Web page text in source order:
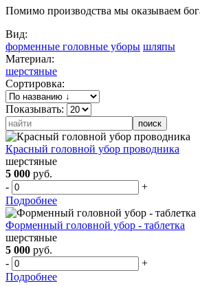
Помимо производства мы оказываем
Вид:
форменные головные уборы шляпы
Материал:
шерстяные
Сортировка:
Показывать:
Красный головной убор проводника
шерстяные
5 000 руб.
-
+
Подробнее
Форменный головной убор - таблетка
шерстяные
5 000 руб.
-
+
Подробнее